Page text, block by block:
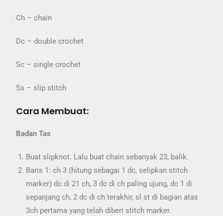
Ch – chain
Dc – double crochet
Sc – single crochet
Ss – slip stitch
Cara Membuat:
Badan Tas
Buat slipknot. Lalu buat chain sebanyak 23, balik.
Baris 1: ch 3 (hitung sebagai 1 dc, selipkan stitch
marker) dc di 21 ch, 3 dc di ch paling ujung, dc 1 di
sepanjang ch, 2 dc di ch terakhir, sl st di bagian atas
3ch pertama yang telah diberi stitch marker.